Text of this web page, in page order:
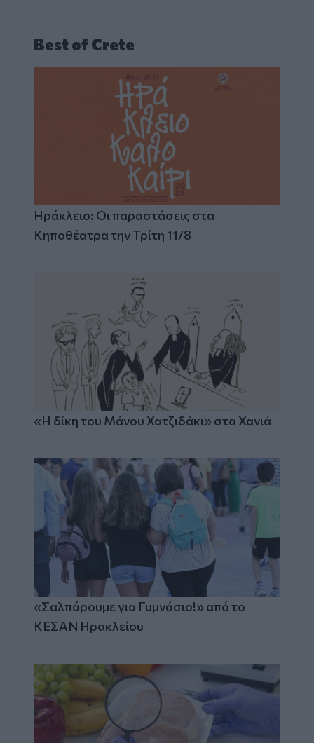
Best of Crete
Ηράκλειο: Οι παραστάσεις στα
Κηποθέατρα την Τρίτη 11/8
«Η δίκη του Μάνου Χατζιδάκι» στα Χανιά
«Σαλπάρουμε για Γυμνάσιο!» από το
ΚΕΣΑΝ Ηρακλείου